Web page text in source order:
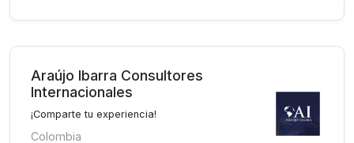
Araújo Ibarra Consultores
Internacionales
¡Comparte tu experiencia!
Colombia